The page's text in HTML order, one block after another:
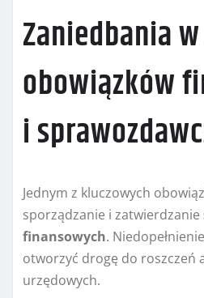
Zaniedbania
obowiązków
i
Jednym z kluczowych
sporządzanie i zatwierdzanie
finansowych.
otworzyć drogę do roszczeń
urzędowych.